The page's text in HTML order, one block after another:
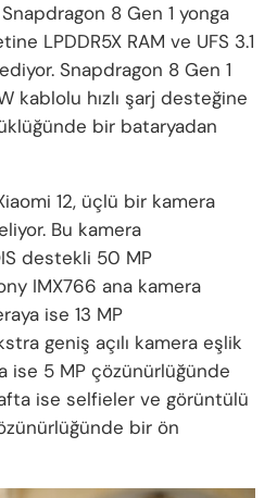
8 Gen 1 yonga
LPDDR5X RAM ve UFS 3.1
Snapdragon 8 Gen 1
kablolu hızlı şarj desteğine
bir bataryadan
12, üçlü bir kamera
Bu kamera
destekli 50 MP
IMX766 ana kamera
ise 13 MP
geniş açılı kamera eşlik
ise 5 MP çözünürlüğünde
ise selfieler ve görüntülü
bir ön